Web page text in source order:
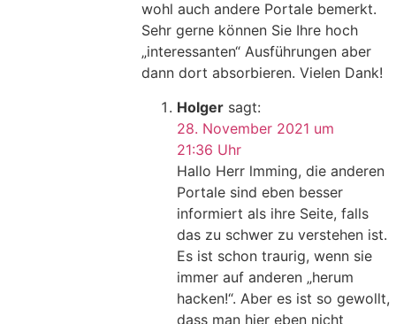
wohl auch andere Portale bemerkt.
Sehr gerne können Sie Ihre hoch
„interessanten“ Ausführungen aber
dann dort absorbieren. Vielen Dank!
Holger sagt:
28. November 2021 um
21:36 Uhr
Hallo Herr lmming, die anderen
Portale sind eben besser
informiert als ihre Seite, falls
das zu schwer zu verstehen ist.
Es ist schon traurig, wenn sie
immer auf anderen „herum
hacken!“. Aber es ist so gewollt,
dass man hier eben nicht